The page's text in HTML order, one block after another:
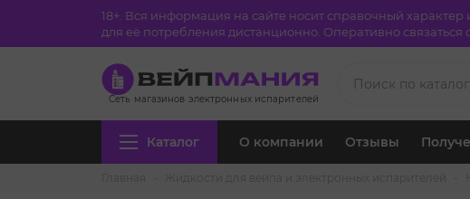
18+. Вся информация на сайте носит справочный
для её потребления дистанционно. Оперативно связаться
Сеть магазинов электронных испарителей
Каталог О компании Отзывы